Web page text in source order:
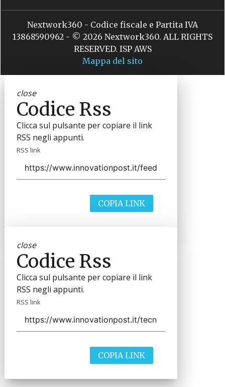
Nextwork360 - Codice fiscale e Partita IVA
13868590962 - © 2026 Nextwork360. ALL RIGHTS
RESERVED. ISP AWS
Mappa del sito
close
Codice Rss
Clicca sul pulsante per copiare il link
RSS negli appunti.
RSS link
COPIA LINK
close
Codice Rss
Clicca sul pulsante per copiare il link
RSS negli appunti.
RSS link
COPIA LINK